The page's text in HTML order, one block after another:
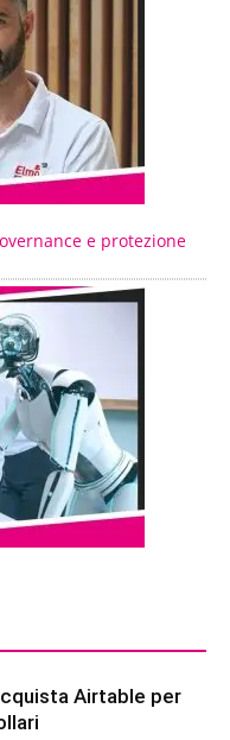
e protezione
Airtable per